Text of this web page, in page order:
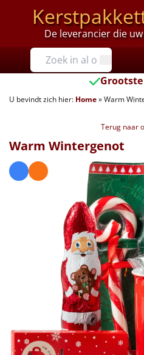
De leverancier die
Prijzen
Tot €25
€25 tot €35
€40 tot €45
€50 tot €55
€55 tot €75
€75 tot €100
€100 en hoger
Alle kerstpakketten 2026
Grootste
U bevindt zich hier: Home»Warm
Terug naar
Warm Wintergenot